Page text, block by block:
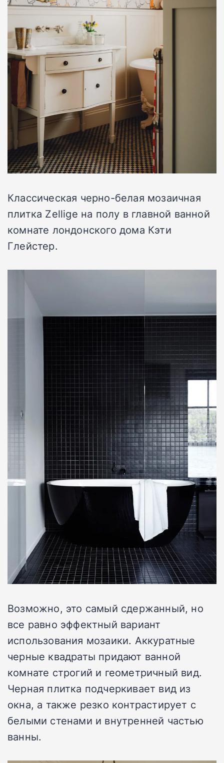
Классическая черно-белая мозаичная
плитка Zellige на полу в главной ванной
комнате лондонского дома Кэти
Глейстер.
Возможно, это самый сдержанный, но
все равно эффектный вариант
использования мозаики. Аккуратные
черные квадраты придают ванной
комнате строгий и геометричный вид.
Черная плитка подчеркивает вид из
окна, а также резко контрастирует с
белыми стенами и внутренней частью
ванны.